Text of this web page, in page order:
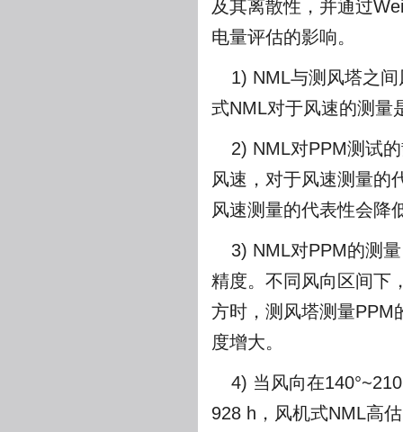
及其离散性，并通过
电量评估的影响。
1) NML与测风塔之
式NML对于风速的测量
2) NML对PPM测试
风速，对于风速测量的
风速测量的代表性会降
3) NML对PPM的测
精度。不同风向区间下
方时，测风塔测量PPM
度增大。
4) 当风向在
928 h，风机式NML高